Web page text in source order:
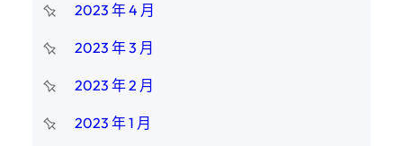
2023 年 4 月
2023 年 3 月
2023 年 2 月
2023 年 1 月